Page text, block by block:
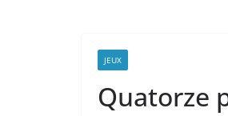
JEUX
Quatorze